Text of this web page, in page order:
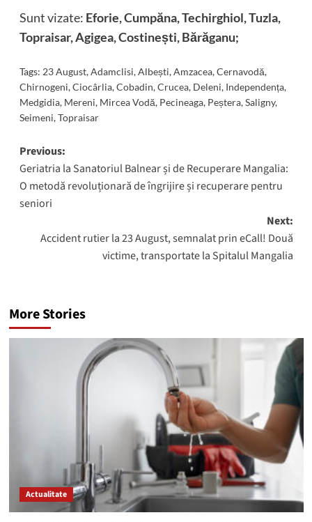
Sunt vizate: Eforie, Cumpăna, Techirghiol, Tuzla,
Topraisar, Agigea, Costinești, Bărăganu;
Tags: 23 August,Adamclisi,Albești,Amzacea,Cernavodă,
Chirnogeni,Ciocârlia,Cobadin,Crucea, Deleni, Independența,
Medgidia, Mereni, Mircea Vodă, Pecineaga, Peștera,Saligny,
Seimeni,Topraisar
Post
navigation
Previous:
Geriatria la Sanatoriul Balnear și de Recuperare Mangalia:
O metodă revoluționară de îngrijire și recuperare pentru
seniori
Next:
Accident rutier la 23 August, semnalat prin eCall! Două
victime, transportate la Spitalul Mangalia
More Stories
Actualitate